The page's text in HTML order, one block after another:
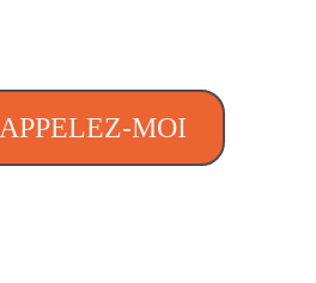
APPELEZ-MOI